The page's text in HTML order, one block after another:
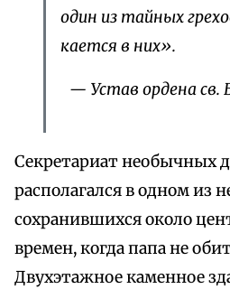
один из тайных
кается в них».
— Устав ордена св.
Секретариат необычных
располагался в одном из
сохранившихся около
времен, когда папа не
Двухэтажное каменное